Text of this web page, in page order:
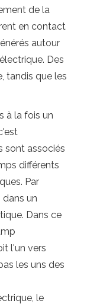
de la
en contact
autour
Des
tandis que les
à la fois un
sont associés
différents
Par
un
Dans ce
l'un vers
les uns des
le